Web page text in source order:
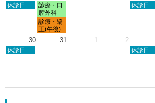
日
月
2026
休診日
月
曜
日,
8
月
診療・口
腔外科
木
月
2026
休診日
月
曜
日,
診療・矯
正(午後)
30 31 1 2
日
30th
休診日
木
3rd
休診日